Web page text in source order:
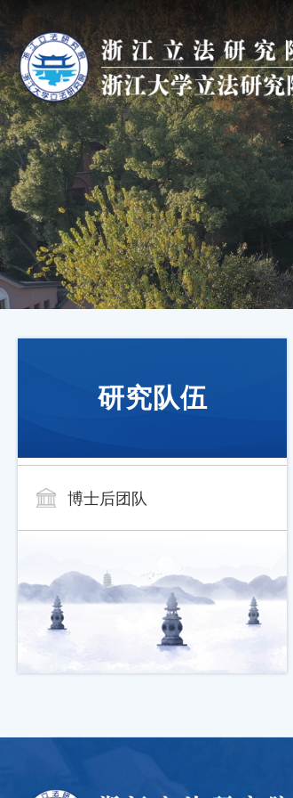
研究队伍
博士后团队